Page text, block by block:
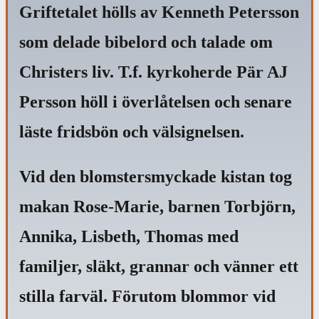
Griftetalet hölls av Kenneth Petersson
som delade bibelord och talade om
Christers liv. T.f. kyrkoherde Pär AJ
Persson höll i överlåtelsen och senare
läste fridsbön och välsignelsen.
Vid den blomstersmyckade kistan tog
makan Rose-Marie, barnen Torbjörn,
Annika, Lisbeth, Thomas med
familjer, släkt, grannar och vänner ett
stilla farväl. Förutom blommor vid